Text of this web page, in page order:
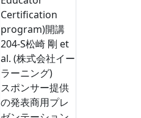
Certification
program)開講
204-S松崎 剛 et
al. (株式会社イー
ラーニング)
スポンサー提供
の発表商用プレ